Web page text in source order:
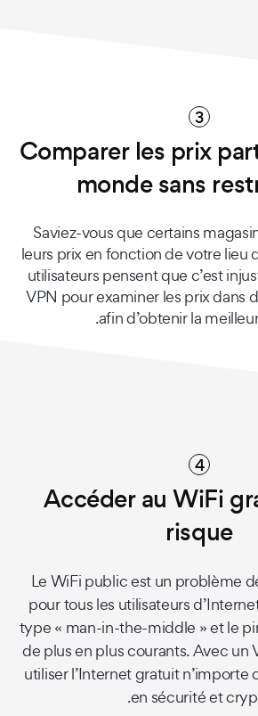
3
Comparer les prix
monde sans
Saviez-vous que certains
leurs prix en fonction de votre lieu
utilisateurs pensent que c’est
VPN pour examiner les prix dans
afin d’obtenir la
4
Accéder au WiFi
risque
Le WiFi public est un problème
pour tous les utilisateurs
type « man-in-the-middle » et le
de plus en plus courants. Avec un
utiliser l’Internet gratuit n’importe
en sécurité et